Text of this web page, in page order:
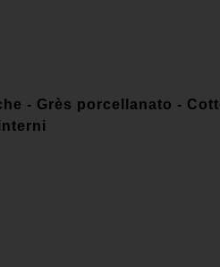
- Grès porcellanato -